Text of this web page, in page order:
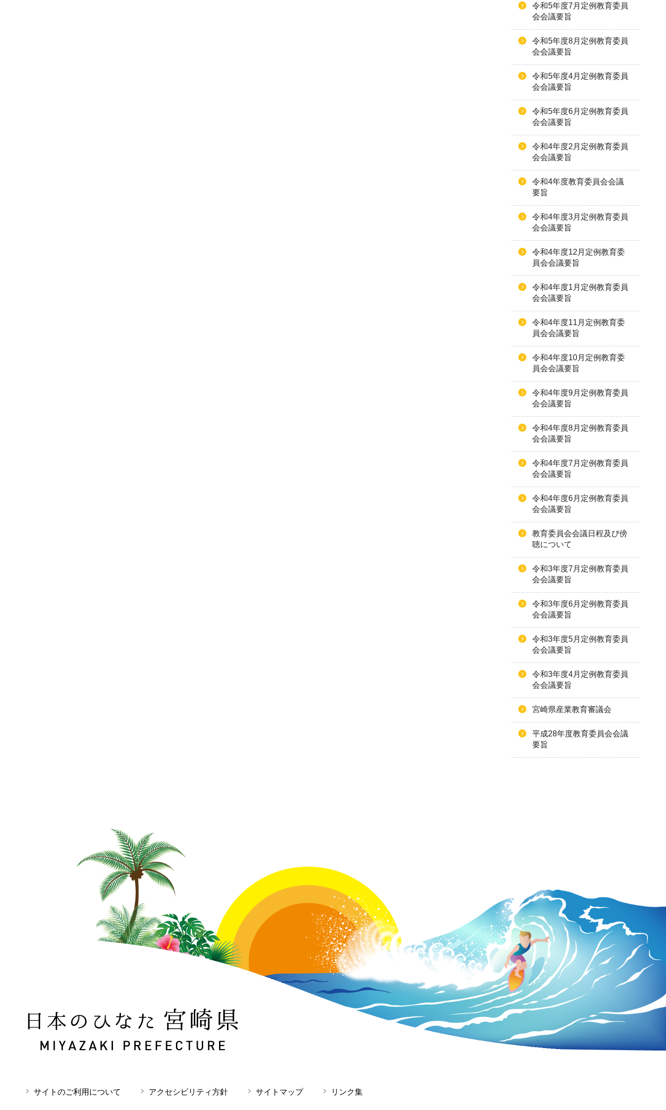
令和5年度7月定例教育委員
会会議要旨
令和5年度8月定例教育委員
会会議要旨
令和5年度4月定例教育委員
会会議要旨
令和5年度6月定例教育委員
会会議要旨
令和4年度2月定例教育委員
会会議要旨
令和4年度教育委員会会議
要旨
令和4年度3月定例教育委員
会会議要旨
令和4年度12月定例教育委
員会会議要旨
令和4年度1月定例教育委員
会会議要旨
令和4年度11月定例教育委
員会会議要旨
令和4年度10月定例教育委
員会会議要旨
令和4年度9月定例教育委員
会会議要旨
令和4年度8月定例教育委員
会会議要旨
令和4年度7月定例教育委員
会会議要旨
令和4年度6月定例教育委員
会会議要旨
教育委員会会議日程及び傍
聴について
令和3年度7月定例教育委員
会会議要旨
令和3年度6月定例教育委員
会会議要旨
令和3年度5月定例教育委員
会会議要旨
令和3年度4月定例教育委員
会会議要旨
宮崎県産業教育審議会
平成28年度教育委員会会議
要旨
日本のひなた 宮崎県 MIYAZAKI PREFECTURE
サイトのご利用について アクセシビリティ方針 サイトマップ リンク集